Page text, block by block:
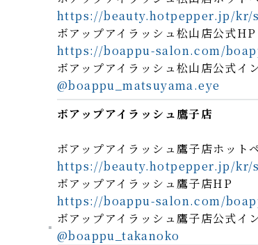
https://beauty.hotpepper.jp/kr/
ボアップアイラッシュ松山店公式HP
https://boappu-salon.com/
ボアップアイラッシュ松山店公式イ
@boappu_matsuyama.eye
ボアップアイラッシュ鷹子店
ボアップアイラッシュ鷹子店ホット
https://beauty.hotpepper.jp/kr/
ボアップアイラッシュ鷹子店HP
https://boappu-salon.com/
ボアップアイラッシュ鷹子店公式イ
@boappu_takanoko